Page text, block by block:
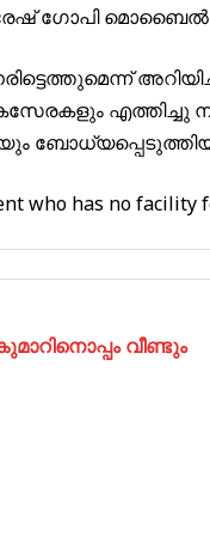
ഗോപി മൊബൈല്‍
കസേരകളും
who has no facility
വീണ്ടും